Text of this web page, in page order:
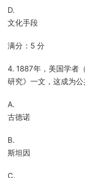
D.
文化手段
满分：5 分
4. 1887年，美国学者
研究》一文，这成为公
A.
古德诺
B.
斯坦因
C.